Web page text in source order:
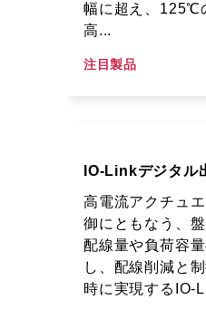
幅に超え、125℃
高...
注目製品
IO-Linkデジタル
高電流アクチュ
御にともなう、
配線量や負荷容
し、配線削減と
時に実現するIO-